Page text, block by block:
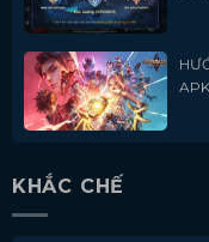
KHẮC CHẾ